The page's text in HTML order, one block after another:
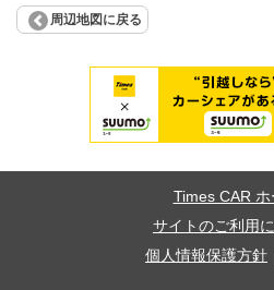
周辺地図に戻る
Times CAR ホ
サイトのご利用
個人情報保護方針